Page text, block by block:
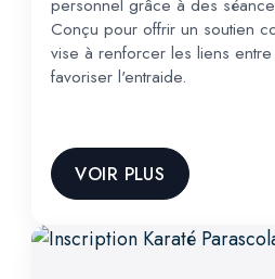
personnel grâce à des
Conçu pour offrir un soutien
vise à renforcer les liens
favoriser l'entraide.
VOIR PLUS